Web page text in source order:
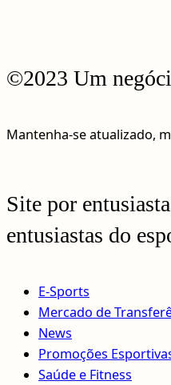
©2023 Um
Mantenha-se atualizado,
Site por
entusiastas do
E-Sports
Mercado de
News
Promoções
Saúde e Fitness